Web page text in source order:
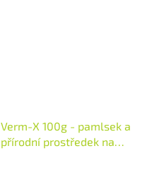
Verm-X 100g - pamlsek a
přírodní prostředek na